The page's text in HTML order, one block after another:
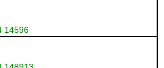
14596